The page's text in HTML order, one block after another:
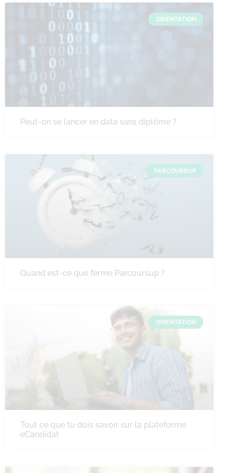
ORIENTATION
Peut-on se lancer en data sans diplôme ?
PARCOURSUP
Quand est-ce que ferme Parcoursup ?
ORIENTATION
Tout ce que tu dois savoir sur la plateforme
eCandidat